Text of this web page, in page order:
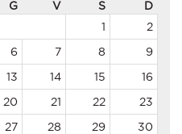
G V S D
1
2
6 7 8
9
13 14 15
16
20 21 22
23
27 28 29
30